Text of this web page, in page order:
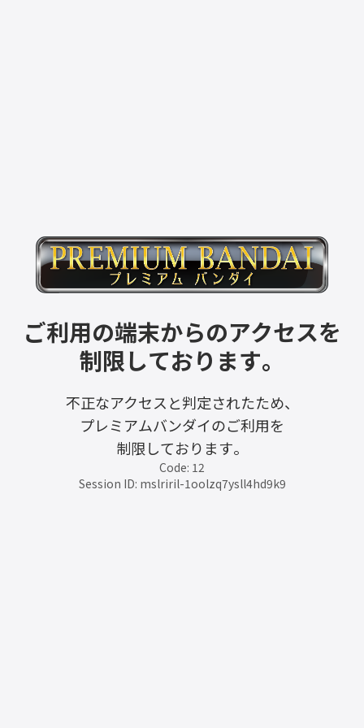
ご利用の端末からのアクセスを
制限しております。
不正なアクセスと判定されたため、
プレミアムバンダイのご利用を
制限しております。
Code: 12
Session ID: mslriril-1oolzq7ysll4hd9k9